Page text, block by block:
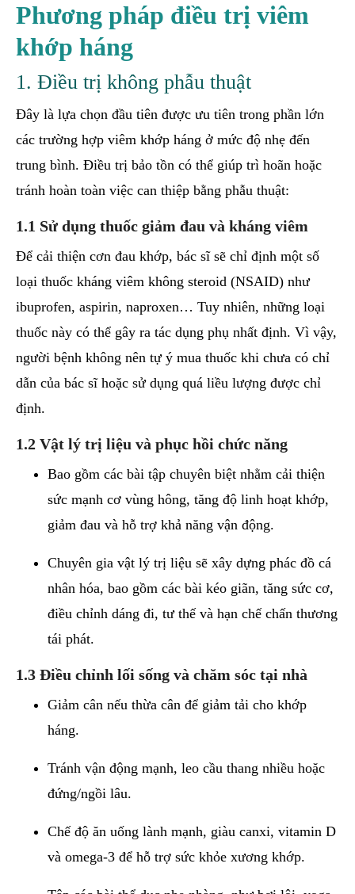
Phương pháp điều trị viêm
khớp háng
1. Điều trị không phẫu thuật
Đây là lựa chọn đầu tiên được ưu tiên trong phần lớn
các trường hợp viêm khớp háng ở mức độ nhẹ đến
trung bình. Điều trị bảo tồn có thể giúp trì hoãn hoặc
tránh hoàn toàn việc can thiệp bằng phẫu thuật:
1.1 Sử dụng thuốc giảm đau và kháng viêm
Để cải thiện cơn đau khớp, bác sĩ sẽ chỉ định một số
loại thuốc kháng viêm không steroid (NSAID) như
ibuprofen, aspirin, naproxen… Tuy nhiên, những loại
thuốc này có thể gây ra tác dụng phụ nhất định. Vì vậy,
người bệnh không nên tự ý mua thuốc khi chưa có chỉ
dẫn của bác sĩ hoặc sử dụng quá liều lượng được chỉ
định.
1.2 Vật lý trị liệu và phục hồi chức năng
Bao gồm các bài tập chuyên biệt nhằm cải thiện
sức mạnh cơ vùng hông, tăng độ linh hoạt khớp,
giảm đau và hỗ trợ khả năng vận động.
Chuyên gia vật lý trị liệu sẽ xây dựng phác đồ cá
nhân hóa, bao gồm các bài kéo giãn, tăng sức cơ,
điều chỉnh dáng đi, tư thế và hạn chế chấn thương
tái phát.
1.3 Điều chỉnh lối sống và chăm sóc tại nhà
Giảm cân nếu thừa cân để giảm tải cho khớp
háng.
Tránh vận động mạnh, leo cầu thang nhiều hoặc
đứng/ngồi lâu.
Chế độ ăn uống lành mạnh, giàu canxi, vitamin D
và omega-3 để hỗ trợ sức khỏe xương khớp.